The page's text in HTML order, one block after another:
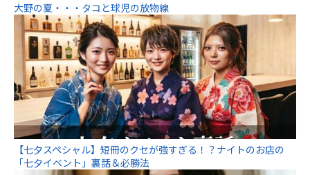
大野の夏・・・タコと球児の放物線
【七夕スペシャル】短冊のクセが強すぎる！？ナイトのお店の
「七夕イベント」裏話＆必勝法